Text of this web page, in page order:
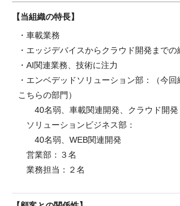
当組織の特長
・車載業務
・エッジデバイスからクラウド開発まで
・AI関連業務、技術に注力
・エンベデッドソリューション部：（今
こちらの部門）
40名弱、車載関連開発、クラウド開発
ソリューションビジネス部：
40名弱、WEB関連開発
営業部：３名
業務担当：２名